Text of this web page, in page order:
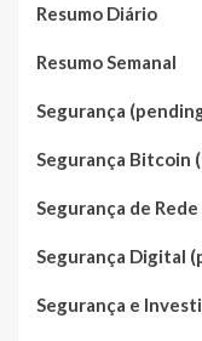
Resumo Diário
Resumo Semanal
Segurança
Segurança Bitcoin
Segurança de Rede
Segurança Digital
Segurança e